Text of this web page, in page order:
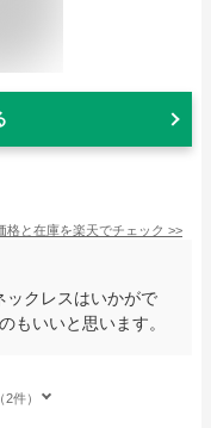
格と在庫を楽天でチェック >>
クレスはいかがで
もいいと思います。
件）